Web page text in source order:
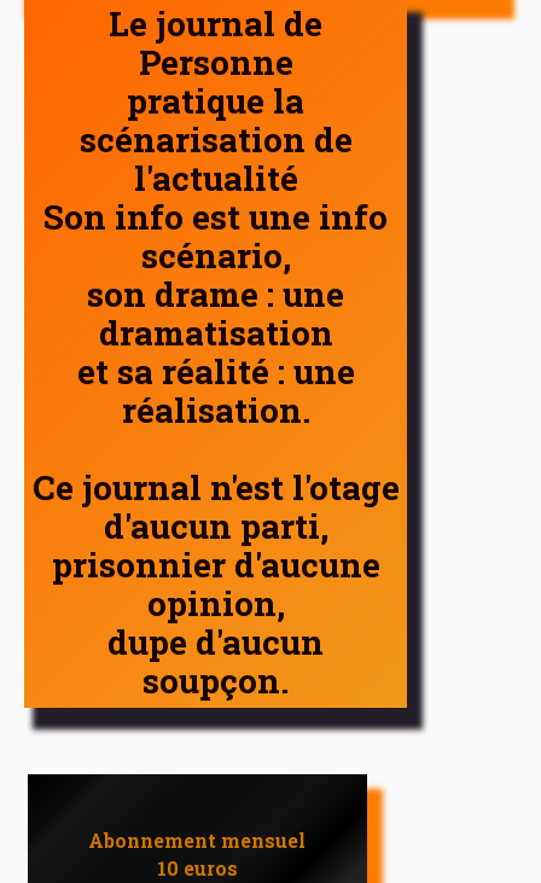
Le journal de
Personne
pratique la
scénarisation de
l'actualité
Son info est une info
scénario,
son drame : une
dramatisation
et sa réalité : une
réalisation.
Ce journal n'est l'otage
d'aucun parti,
prisonnier d'aucune
opinion,
dupe d'aucun
soupçon.
Abonnement mensuel
10 euros